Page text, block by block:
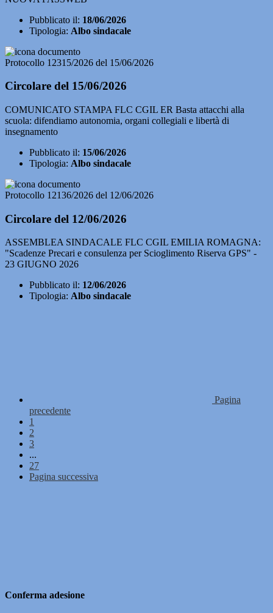
Pubblicato il: 18/06/2026
Tipologia: Albo sindacale
Protocollo 12315/2026 del 15/06/2026
Circolare del 15/06/2026
COMUNICATO STAMPA FLC CGIL ER Basta attacchi alla
scuola: difendiamo autonomia, organi collegiali e libertà di
insegnamento
Pubblicato il: 15/06/2026
Tipologia: Albo sindacale
Protocollo 12136/2026 del 12/06/2026
Circolare del 12/06/2026
ASSEMBLEA SINDACALE FLC CGIL EMILIA ROMAGNA:
"Scadenze Precari e consulenza per Scioglimento Riserva GPS" -
23 GIUGNO 2026
Pubblicato il: 12/06/2026
Tipologia: Albo sindacale
Pagina
precedente
1
2
3
...
27
Pagina successiva
Conferma adesione